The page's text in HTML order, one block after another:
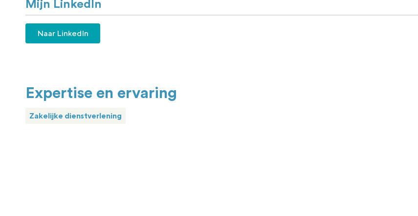
Mijn LinkedIn
Naar LinkedIn
Expertise en ervaring
Zakelijke dienstverlening